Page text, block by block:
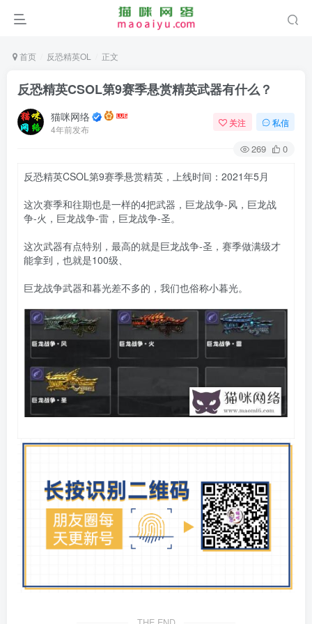
首页 反恐精英OL 正文
反恐精英CSOL第9赛季悬赏精英武器有什么？
猫咪网络
4年前发布
关注 私信
269 0
反恐精英CSOL第9赛季悬赏精英，上线时间：2021年5月
这次赛季和往期也是一样的4把武器，巨龙战争-风，巨龙战
争-火，巨龙战争-雷，巨龙战争-圣。
这次武器有点特别，最高的就是巨龙战争-圣，赛季做满级才
能拿到，也就是100级、
巨龙战争武器和暮光差不多的，我们也俗称小暮光。